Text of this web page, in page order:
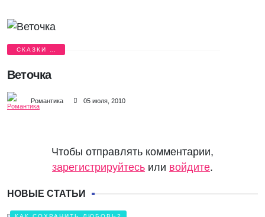
СКАЗКИ О
Веточка
Романтика 05 июля, 2010
Чтобы отправлять комментарии,
зарегистрируйтесь или войдите.
НОВЫЕ СТАТЬИ